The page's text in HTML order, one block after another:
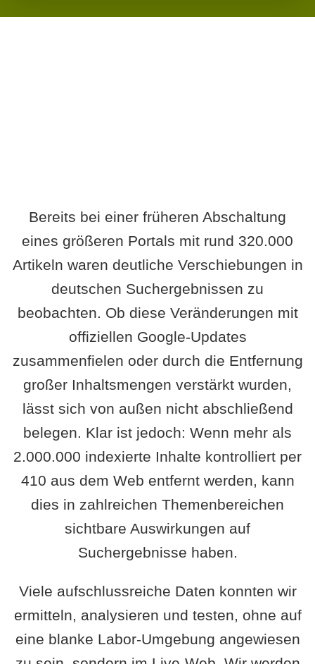
Bereits bei einer früheren Abschaltung
eines größeren Portals mit rund 320.000
Artikeln waren deutliche Verschiebungen in
deutschen Suchergebnissen zu
beobachten. Ob diese Veränderungen mit
offiziellen Google-Updates
zusammenfielen oder durch die Entfernung
großer Inhaltsmengen verstärkt wurden,
lässt sich von außen nicht abschließend
belegen. Klar ist jedoch: Wenn mehr als
2.000.000 indexierte Inhalte kontrolliert per
410 aus dem Web entfernt werden, kann
dies in zahlreichen Themenbereichen
sichtbare Auswirkungen auf
Suchergebnisse haben.
Viele aufschlussreiche Daten konnten wir
ermitteln, analysieren und testen, ohne auf
eine blanke Labor-Umgebung angewiesen